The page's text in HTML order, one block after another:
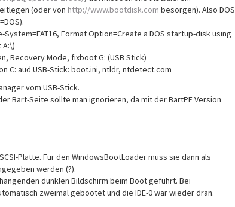
(oder von http://www.bootdisk.com besorgen). Also DOS
System=FAT16, Format Option=Create a DOS startup-disk using
A:\)
Recovery Mode, fixboot G: (USB Stick)
C: aud USB-Stick: boot.ini, ntldr, ntdetect.com
vom USB-Stick.
Bart-Seite sollte man ignorieren, da mit der BartPE Version
Platte. Für den WindowsBootLoader muss sie dann als
werden (?).
dunklen Bildschirm beim Boot geführt. Bei
zweimal gebootet und die IDE-0 war wieder dran.